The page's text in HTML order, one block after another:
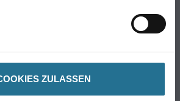
ZULASSEN